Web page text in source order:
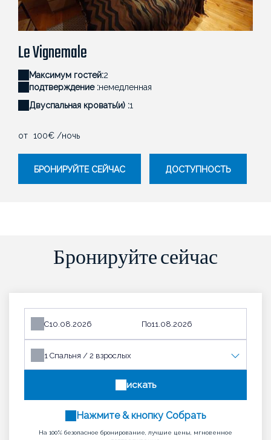
Vignemale - LE 41 AVENUE FOCH
Le Vignemale
Максимум гостей:2
подтверждение :немедленная
Двуспальная кровать(и) :1
oт 100€ /ночь
БРОНИРУЙТЕ СЕЙЧАС ДОСТУПНОСТЬ
Бронируйте сейчас
С По
1 Спальня / 2 взрослых
искать
Нажмите & кнопку Собрать
На 100% безопасное бронирование, лучшие цены, мгновенное